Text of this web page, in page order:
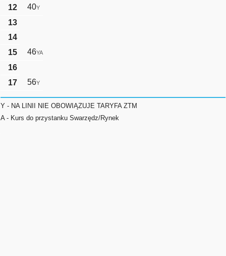
12
40Y
13
14
15
46YA
16
17
56Y
Y - NA LINII NIE OBOWIĄZUJE TARYFA ZTM
A - Kurs do przystanku Swarzędz/Rynek